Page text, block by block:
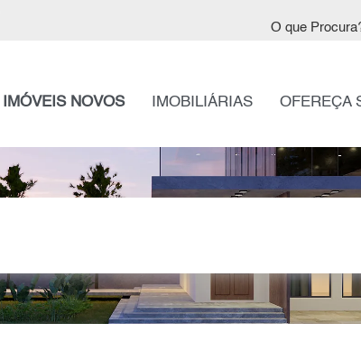
O que
IMÓVEIS NOVOS IMOBILIÁRIAS OFEREÇA